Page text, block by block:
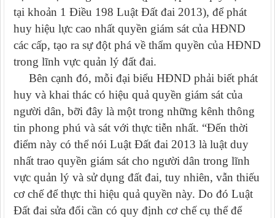
tại khoản 1 Điều 198 Luật Đất đai 2013), để phát
huy hiệu lực cao nhất quyền giám sát của HĐND
các cấp, tạo ra sự đột phá về thẩm quyền của HĐND
trong lĩnh vực quản lý đất đai.
Bên cạnh đó, mỗi đại biểu HĐND phải biết phát
huy và khai thác có hiệu quả quyền giám sát của
người dân, bỡi đây là một trong những kênh thông
tin phong phú và sát với thực tiễn nhất. “Đến thời
điểm này có thể nói Luật Đất đai 2013 là luật duy
nhất trao quyền giám sát cho người dân trong lĩnh
vực quản lý và sử dụng đất đai, tuy nhiên, vẫn thiếu
cơ chế để thực thi hiệu quả quyền này. Do đó Luật
Đất đai sửa đổi cần có quy định cơ chế cụ thể để